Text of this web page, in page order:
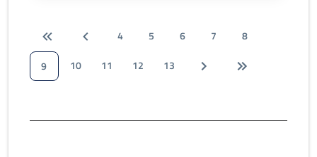
4 5 6 7
8
9
10 11 12 13